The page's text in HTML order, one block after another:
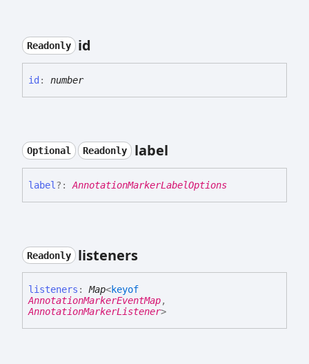
Readonly id
id : number
Optional Readonly label
label ?: AnnotationMarkerLabelOptions
Readonly listeners
listeners : Map<keyof
AnnotationMarkerEventMap,
AnnotationMarkerListener>